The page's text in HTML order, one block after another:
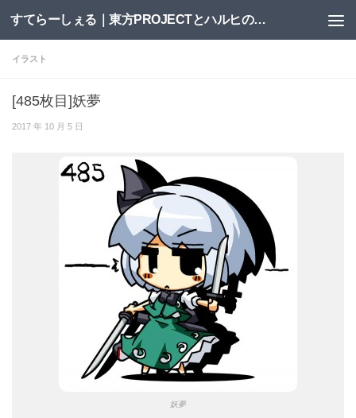
コンテンツへスキップ すてらーしぇる｜東方PROJECTとハルヒの二次創作サイト
イラスト
[485枚目]妖夢
2017 年 10 月 5 日
妖夢